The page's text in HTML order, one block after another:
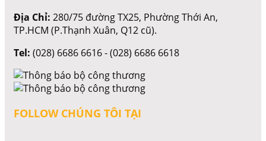
Địa Chỉ: 280/75 đường TX25, Phường Thới An,
TP.HCM (P.Thạnh Xuân, Q12 cũ).
Tel: (028) 6686 6616 - (028) 6686 6618
FOLLOW CHÚNG TÔI TẠI